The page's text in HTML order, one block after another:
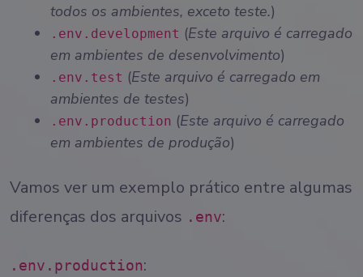
todos os ambientes, exceto teste.)
.env.development (Este arquivo é carregado
em ambientes de desenvolvimento)
.env.test (Este arquivo é carregado em
ambientes de testes)
.env.production (Este arquivo é carregado
em ambientes de produção)
Vamos ver um exemplo prático entre algumas
diferenças dos arquivos .env:
.env.production: